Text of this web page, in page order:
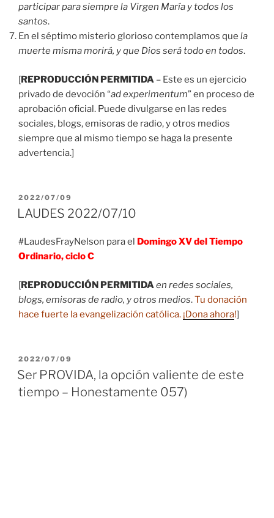
participar para siempre la Virgen María y todos los
santos.
En el séptimo misterio glorioso contemplamos que la
muerte misma morirá, y que Dios será todo en todos.
[REPRODUCCIÓN PERMITIDA – Este es un ejercicio
privado de devoción “ad experimentum” en proceso de
aprobación oficial. Puede divulgarse en las redes
sociales, blogs, emisoras de radio, y otros medios
siempre que al mismo tiempo se haga la presente
advertencia.]
PUBLICADO
EL
2022/07/09
LAUDES 2022/07/10
#LaudesFrayNelson para el Domingo XV del Tiempo
Ordinario, ciclo C
[REPRODUCCIÓN PERMITIDA en redes sociales,
blogs, emisoras de radio, y otros medios.Tu donación
hace fuerte la evangelización católica. ¡Dona ahora!]
PUBLICADO
EL
2022/07/09
Ser PROVIDA, la opción valiente de este
tiempo – Honestamente 057)